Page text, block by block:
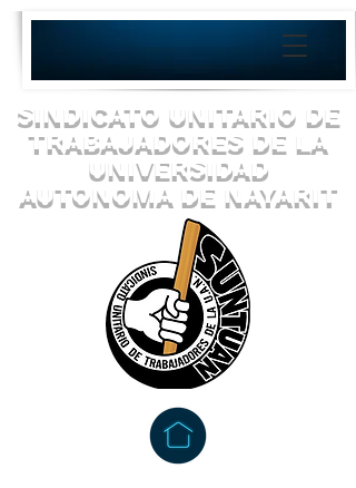
SINDICATO UNITARIO DE
TRABAJADORES DE LA
UNIVERSIDAD
AUTONOMA DE NAYARIT
¡UNIDOS VENCEREMOS!